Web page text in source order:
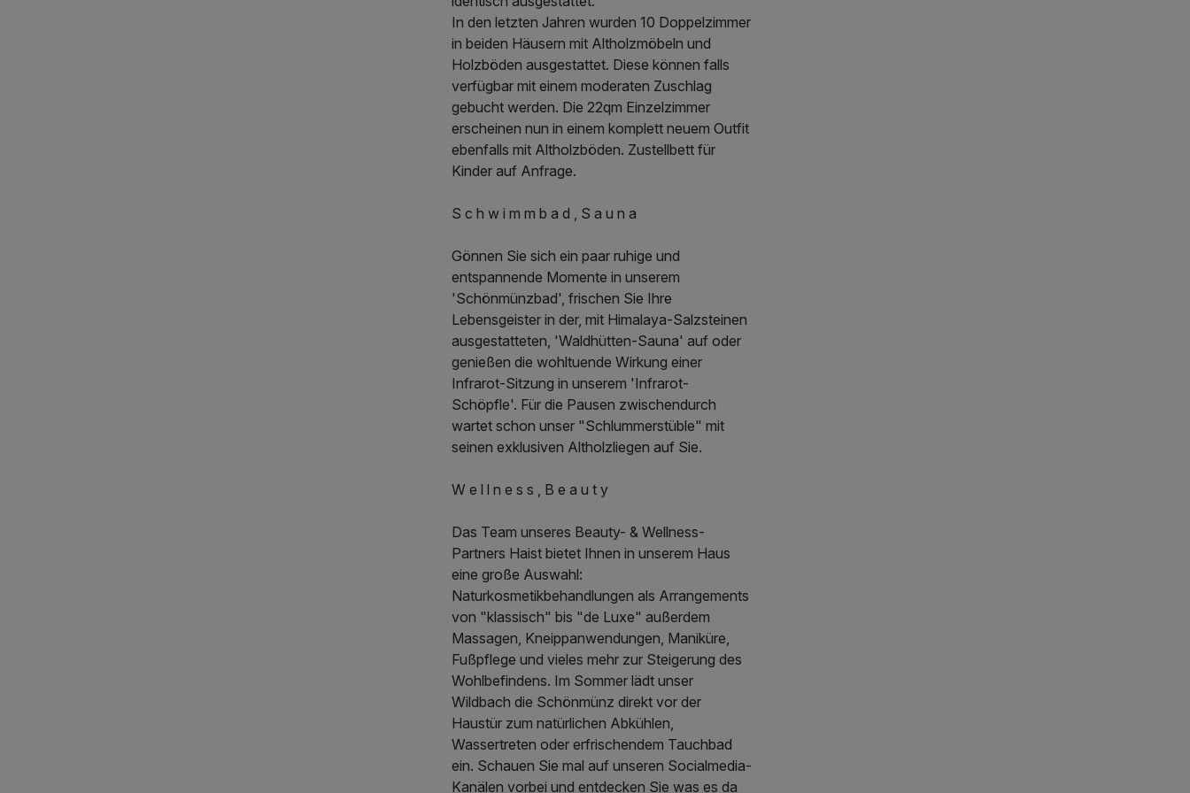
In den letzten Jahren wurden 10 Doppelzimmer
in beiden Häusern mit Altholzmöbeln und
Holzböden ausgestattet. Diese können falls
verfügbar mit einem moderaten Zuschlag
gebucht werden. Die 22qm Einzelzimmer
erscheinen nun in einem komplett neuem Outfit
ebenfalls mit Altholzböden. Zustellbett für
Kinder auf Anfrage.
S c h w i m m b a d , S a u n a
Gönnen Sie sich ein paar ruhige und
entspannende Momente in unserem
'Schönmünzbad', frischen Sie Ihre
Lebensgeister in der, mit Himalaya-Salzsteinen
ausgestatteten, 'Waldhütten-Sauna' auf oder
genießen die wohltuende Wirkung einer
Infrarot-Sitzung in unserem 'Infrarot-
Schöpfle'. Für die Pausen zwischendurch
wartet schon unser "Schlummerstüble" mit
seinen exklusiven Altholzliegen auf Sie.
W e l l n e s s , B e a u t y
Das Team unseres Beauty- & Wellness-
Partners Haist bietet Ihnen in unserem Haus
eine große Auswahl:
Naturkosmetikbehandlungen als Arrangements
von "klassisch" bis "de Luxe" außerdem
Massagen, Kneippanwendungen, Maniküre,
Fußpflege und vieles mehr zur Steigerung des
Wohlbefindens. Im Sommer lädt unser
Wildbach die Schönmünz direkt vor der
Haustür zum natürlichen Abkühlen,
Wassertreten oder erfrischendem Tauchbad
ein. Schauen Sie mal auf unseren Socialmedia-
Kanälen vorbei und entdecken Sie was es da